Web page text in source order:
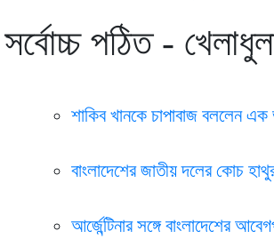
সর্বোচ্চ পঠিত -
শাকিব খানকে চাপাবাজ বললেন
বাংলাদেশের জাতীয় দলের কোচ
আর্জেন্টিনার সঙ্গে বাংলাদেশের